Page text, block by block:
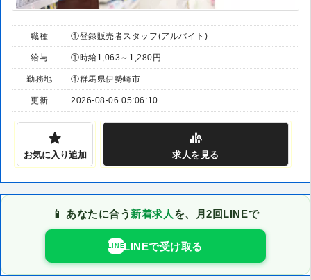
職種 ①登録販売者スタッフ(アルバイト)
給与 ①時給1,063～1,280円
勤務地 ①群馬県伊勢崎市
更新 2026-08-06 05:06:10
お気に入り追加 求人を見る
📱 あなたに合う 新着求人 を、月2回LINEで
LINELINEで受け取る